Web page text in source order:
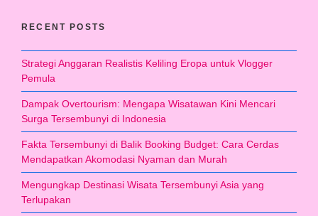
RECENT POSTS
Strategi Anggaran Realistis Keliling Eropa untuk Vlogger
Pemula
Dampak Overtourism: Mengapa Wisatawan Kini Mencari
Surga Tersembunyi di Indonesia
Fakta Tersembunyi di Balik Booking Budget: Cara Cerdas
Mendapatkan Akomodasi Nyaman dan Murah
Mengungkap Destinasi Wisata Tersembunyi Asia yang
Terlupakan